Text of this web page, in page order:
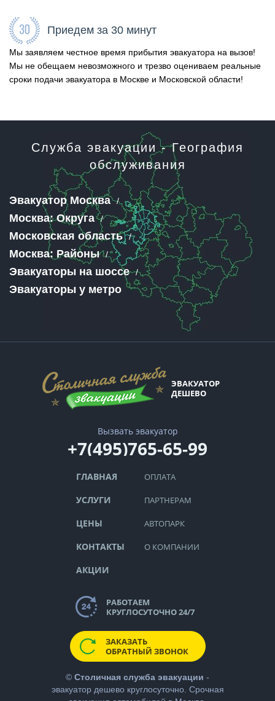
Приедем за 30 минут
Мы заявляем честное время прибытия эвакуатора на вызов!
Мы не обещаем невозможного и трезво оцениваем реальные
сроки подачи эвакуатора в Москве и Московской области!
Служба эвакуации - География
обслуживания
Эвакуатор Москва
Москва: Округа
Московская область
Москва: Районы
Эвакуаторы на шоссе
Эвакуаторы у метро
ЭВАКУАТОР
ДЕШЕВО
Вызвать эвакуатор
+7(495)765-65-99
ГЛАВНАЯ
УСЛУГИ
ЦЕНЫ
КОНТАКТЫ
АКЦИИ
ОПЛАТА
ПАРТНЕРАМ
АВТОПАРК
О КОМПАНИИ
РАБОТАЕМ
КРУГЛОСУТОЧНО 24/7
ЗАКАЗАТЬ
ОБРАТНЫЙ ЗВОНОК
© Столичная служба эвакуации -
эвакуатор дешевокруглосуточно. Срочная